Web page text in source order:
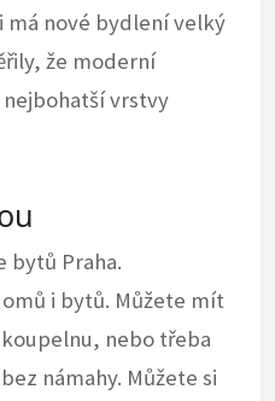
má nové bydlení velký
že moderní
vrstvy
bytů Praha.
i bytů. Můžete mít
nebo třeba
námahy. Můžete si